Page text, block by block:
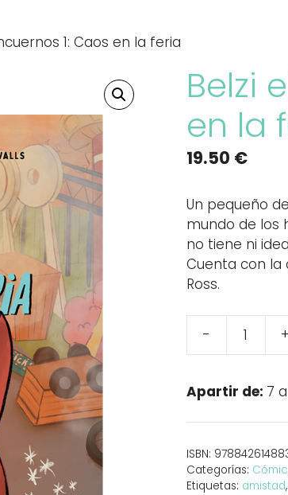
1: Caos en la feria
Belzi
en la
19.50 €
Un pequeño
mundo de los
no tiene ni
Cuenta con la
Ross.
-
Sincuernos
1:
Caos
la
feria
+
Apartir de: 7
ISBN:
Categorías: Cómic
Etiquetas: amistad,